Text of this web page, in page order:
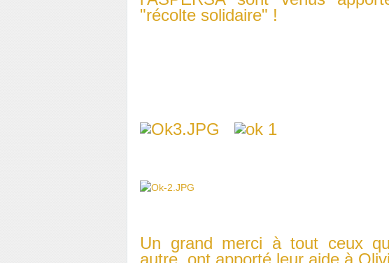
"récolte solidaire" !
Un grand merci à tout ceux
autre, ont apporté leur aide à